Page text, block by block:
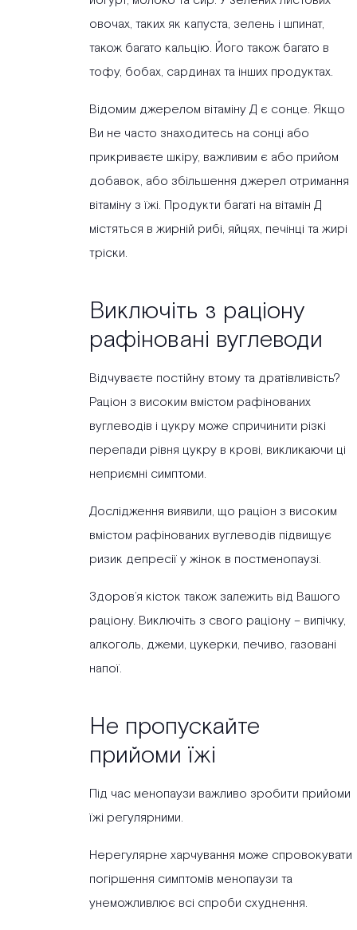
овочах, таких як капуста, зелень і шпинат,
також багато кальцію. Його також багато в
тофу, бобах, сардинах та інших продуктах.
Відомим джерелом вітаміну Д є сонце. Якщо
Ви не часто знаходитесь на сонці або
прикриваєте шкіру, важливим є або прийом
добавок, або збільшення джерел отримання
вітаміну з їжі. Продукти багаті на вітамін Д
містяться в жирній рибі, яйцях, печінці та жирі
тріски.
Виключіть з раціону
рафіновані вуглеводи
Відчуваєте постійну втому та дратівливість?
Раціон з високим вмістом рафінованих
вуглеводів і цукру може спричинити різкі
перепади рівня цукру в крові, викликаючи ці
неприємні симптоми.
Дослідження виявили, що раціон з високим
вмістом рафінованих вуглеводів підвищує
ризик депресії у жінок в постменопаузі.
Здоров’я кісток також залежить від Вашого
раціону. Виключіть з свого раціону – випічку,
алкоголь, джеми, цукерки, печиво, газовані
напої.
Не пропускайте
прийоми їжі
Під час менопаузи важливо зробити прийоми
їжі регулярними.
Нерегулярне харчування може спровокувати
погіршення симптомів менопаузи та
унеможливлює всі спроби схуднення.